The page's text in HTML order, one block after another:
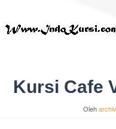
Kursi Cafe
Oleh